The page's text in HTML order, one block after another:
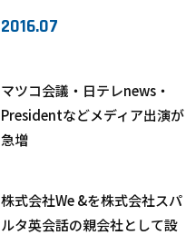
2016.07
マツコ会議・日テレnews・
Presidentなどメディア出演が
急増
株式会社We &を株式会社スパ
ルタ英会話の親会社として設